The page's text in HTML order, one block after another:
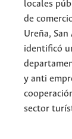
locales
de
Ureña,
identificó
y anti
sector